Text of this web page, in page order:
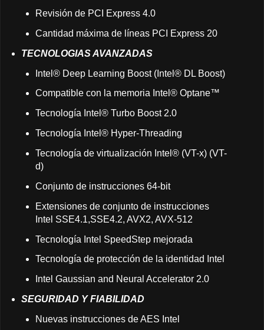
Revisión de PCI Express 4.0
Cantidad máxima de líneas PCI Express 20
TECNOLOGIAS AVANZADAS
Intel® Deep Learning Boost (Intel® DL Boost)
Compatible con la memoria Intel® Optane™
Tecnología Intel® Turbo Boost 2.0
Tecnología Intel® Hyper-Threading
Tecnología de virtualización Intel® (VT-x) (VT-
d)
Conjunto de instrucciones 64-bit
Extensiones de conjunto de instrucciones
Intel SSE4.1,SSE4.2, AVX2, AVX-512
Tecnología Intel SpeedStep mejorada
Tecnología de protección de la identidad Intel
Intel Gaussian and Neural Accelerator 2.0
SEGURIDAD Y FIABILIDAD
Nuevas instrucciones de AES Intel